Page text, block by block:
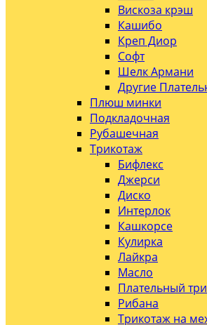
Вискоза крэш
Кашибо
Креп Диор
Софт
Шелк Армани
Другие
Плюш минки
Подкладочная
Рубашечная
Трикотаж
Бифлекс
Джерси
Диско
Интерлок
Кашкорсе
Кулирка
Лайкра
Масло
Плательный
Рибана
Трикотаж на